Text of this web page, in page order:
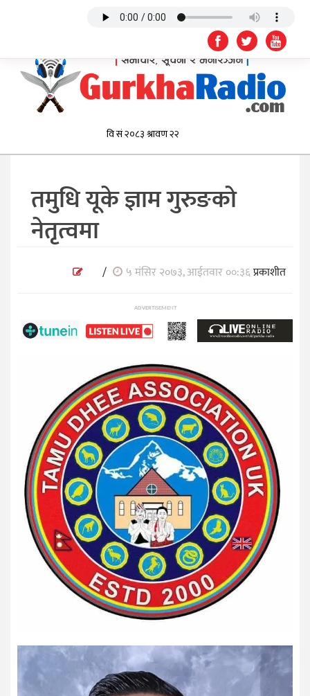
तमुधि यूके ज्ञाम गुरुङको
नेतृत्वमा
/ ५ मंसिर २०७३, आईतवार ००:३६प्रकाशीत
ADVERTISEMENT